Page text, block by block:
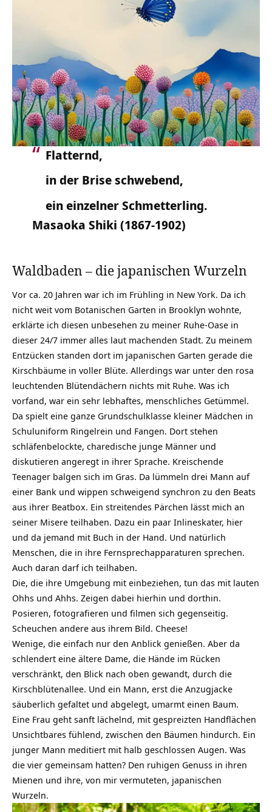
Flatternd,
in der Brise schwebend,
ein einzelner Schmetterling.
Masaoka Shiki (1867-1902)
Waldbaden – die japanischen Wurzeln
Vor ca. 20 Jahren war ich im Frühling in New York. Da ich
nicht weit vom Botanischen Garten in Brooklyn wohnte,
erklärte ich diesen unbesehen zu meiner Ruhe-Oase in
dieser 24/7 immer alles laut machenden Stadt. Zu meinem
Entzücken standen dort im japanischen Garten gerade die
Kirschbäume in voller Blüte. Allerdings war unter den rosa
leuchtenden Blütendächern nichts mit Ruhe. Was ich
vorfand, war ein sehr lebhaftes, menschliches Getümmel.
Da spielt eine ganze Grundschulklasse kleiner Mädchen in
Schuluniform Ringelrein und Fangen. Dort stehen
schläfenbelockte, charedische junge Männer und
diskutieren angeregt in ihrer Sprache. Kreischende
Teenager balgen sich im Gras. Da lümmeln drei Mann auf
einer Bank und wippen schweigend synchron zu den Beats
aus ihrer Beatbox. Ein streitendes Pärchen lässt mich an
seiner Misere teilhaben. Dazu ein paar Inlineskater, hier
und da jemand mit Buch in der Hand. Und natürlich
Menschen, die in ihre Fernsprechapparaturen sprechen.
Auch daran darf ich teilhaben.
Die, die ihre Umgebung mit einbeziehen, tun das mit lauten
Ohhs und Ahhs. Zeigen dabei hierhin und dorthin.
Posieren, fotografieren und filmen sich gegenseitig.
Scheuchen andere aus ihrem Bild. Cheese!
Wenige, die einfach nur den Anblick genießen. Aber da
schlendert eine ältere Dame, die Hände im Rücken
verschränkt, den Blick nach oben gewandt, durch die
Kirschblütenallee. Und ein Mann, erst die Anzugjacke
säuberlich gefaltet und abgelegt, umarmt einen Baum.
Eine Frau geht sanft lächelnd, mit gespreizten Handflächen
Unsichtbares fühlend, zwischen den Bäumen hindurch. Ein
junger Mann meditiert mit halb geschlossen Augen. Was
die vier gemeinsam hatten? Den ruhigen Genuss in ihren
Mienen und ihre, von mir vermuteten, japanischen
Wurzeln.